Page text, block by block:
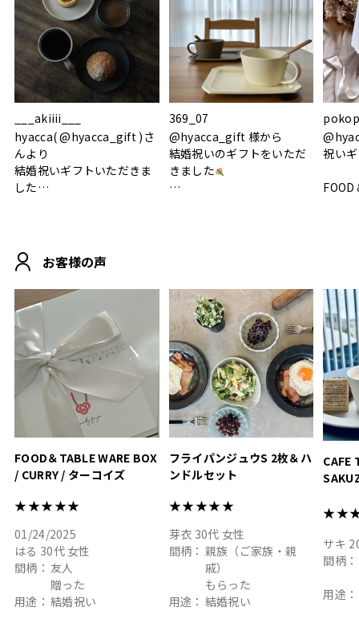
___akiiii___
hyacca( @hyacca_gift )さ
んより
結婚祝いギフトいただきま
した
おうちカフェもお洒落にな
って嬉しい𖠚 ⡱
.
#hyacca #結婚祝い
369_07
@hyacca_gift 様から
結婚祝いのギフトをいただ
きました
素敵なギフトを
ありがとうございました
#hyacca #結婚祝い
#お祝い #プレゼント
祝い
FOOD
真っ
いい
#結婚
淡色
結婚
色イ
お客様の声
FOOD＆TABLE WARE BOX
/ CURRY / ターコイズ
★★★★★
01/24/2025
はる 30代 女性
間柄： 友人
贈った
用途： 結婚祝い
フライパンジュウS 2枚＆ハ
ンドルセット
★★★★★
芽衣 30代 女性
間柄： 親族（ご家族・親
戚）
もらった
用途： 結婚祝い
CAFE
サキ
間柄：
用途：